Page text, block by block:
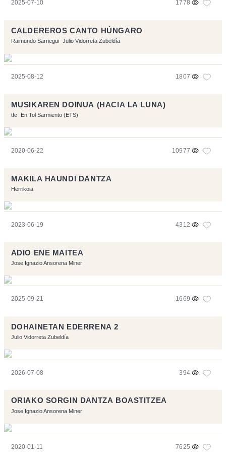
2025-07-10 1778
CALDEREROS CANTO HÚNGARO
Raimundo Sarriegui Julio Vidorreta Zubeldía
2025-08-12 1807
MUSIKAREN DOINUA (HACIA LA LUNA)
tfe En Tol Sarmiento (ETS)
2020-06-22 10977
MAKILA HAUNDI DANTZA
Herrikoia
2023-06-19 4312
ADIO ENE MAITEA
Jose Ignazio Ansorena Miner
2025-09-21 1669
DOHAINETAN EDERRENA 2
Julio Vidorreta Zubeldía
2026-07-08 394
ORIAKO SORGIN DANTZA BOASTITZEA
Jose Ignazio Ansorena Miner
2020-01-11 7625